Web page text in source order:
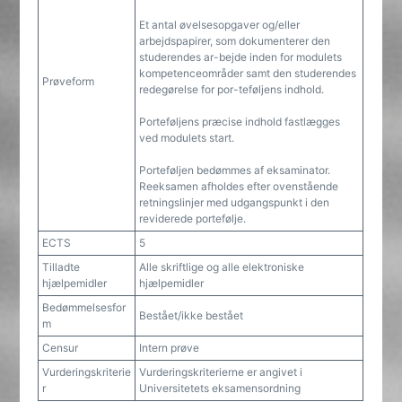
Prøveform
Et antal øvelsesopgaver og/eller
arbejdspapirer, som dokumenterer den
studerendes ar-bejde inden for modulets
kompetenceområder samt den studerendes
redegørelse for por-teføljens indhold.
Porteføljens præcise indhold fastlægges
ved modulets start.
Porteføljen bedømmes af eksaminator.
Reeksamen afholdes efter ovenstående
retningslinjer med udgangspunkt i den
reviderede portefølje.
ECTS
5
Tilladte
hjælpemidler
Alle skriftlige og alle elektroniske
hjælpemidler
Bedømmelsesfor
m
Bestået/ikke bestået
Censur
Intern prøve
Vurderingskriterie
r
Vurderingskriterierne er angivet i
Universitetets eksamensordning